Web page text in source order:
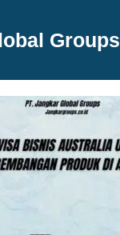
Groups